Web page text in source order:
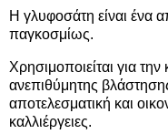
Η γλυφοσάτη είναι ένα
παγκοσμίως.
Χρησιμοποιείται για
ανεπιθύμητης
αποτελεσματική και
καλλιέργειες.